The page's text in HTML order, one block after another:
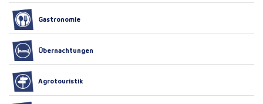
Gastronomie
Übernachtungen
Agrotouristik